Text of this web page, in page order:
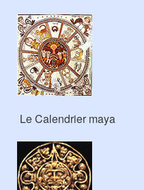
Le Calendrier maya